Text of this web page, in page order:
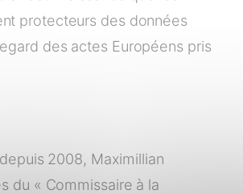
protecteurs des données
des actes Européens pris
2008, Maximillian
du « Commissaire à la